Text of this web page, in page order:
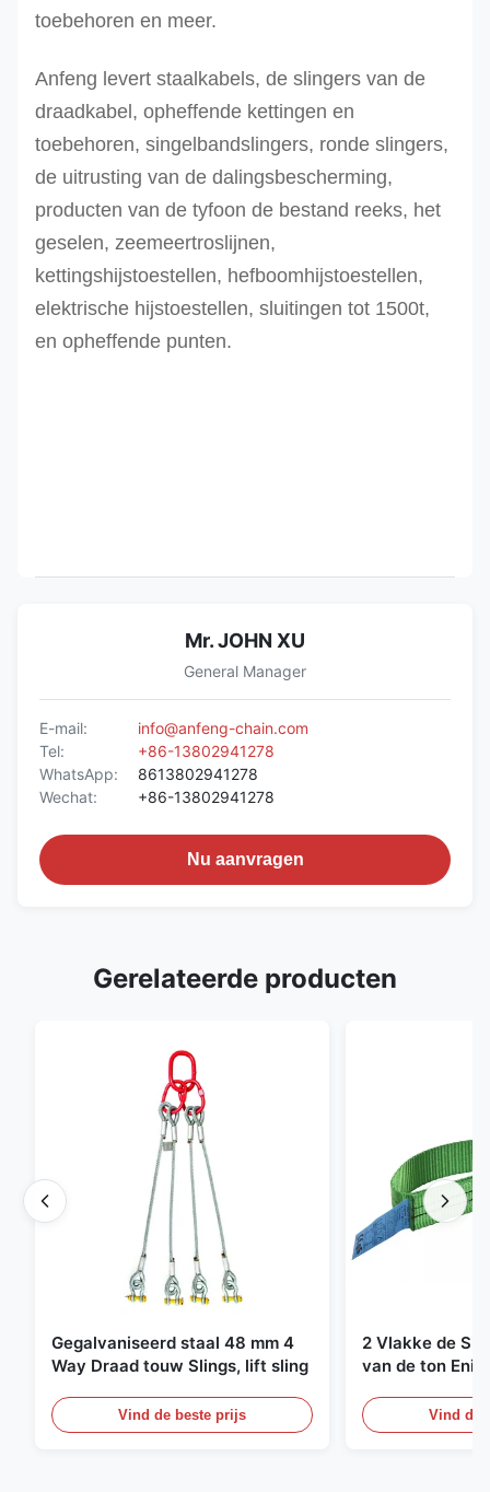
toebehoren en meer.
Anfeng levert staalkabels, de slingers van de
draadkabel, opheffende kettingen en
toebehoren, singelbandslingers, ronde slingers,
de uitrusting van de dalingsbescherming,
producten van de tyfoon de bestand reeks, het
geselen, zeemeertroslijnen,
kettingshijstoestellen, hefboomhijstoestellen,
elektrische hijstoestellen, sluitingen tot 1500t,
en opheffende punten.
Mr. JOHN XU
General Manager
E-mail:
info@anfeng-chain.com
Tel:
+86-13802941278
WhatsApp:
8613802941278
Wechat:
+86-13802941278
Nu aanvragen
Gerelateerde producten
Gegalvaniseerd staal 48 mm 4
Way Draad touw Slings, lift sling
Vind de beste prijs
2 Vlakke de
van de ton
Vind de